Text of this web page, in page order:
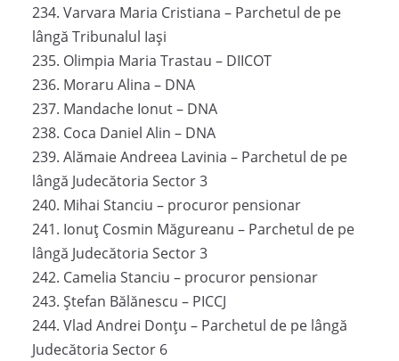
234. Varvara Maria Cristiana – Parchetul de pe
lângă Tribunalul Iași
235. Olimpia Maria Trastau – DIICOT
236. Moraru Alina – DNA
237. Mandache Ionut – DNA
238. Coca Daniel Alin – DNA
239. Alămaie Andreea Lavinia – Parchetul de pe
lângă Judecătoria Sector 3
240. Mihai Stanciu – procuror pensionar
241. Ionuț Cosmin Măgureanu – Parchetul de pe
lângă Judecătoria Sector 3
242. Camelia Stanciu – procuror pensionar
243. Ștefan Bălănescu – PICCJ
244. Vlad Andrei Donțu – Parchetul de pe lângă
Judecătoria Sector 6